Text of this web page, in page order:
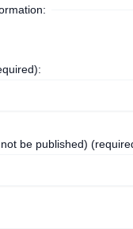
be published)